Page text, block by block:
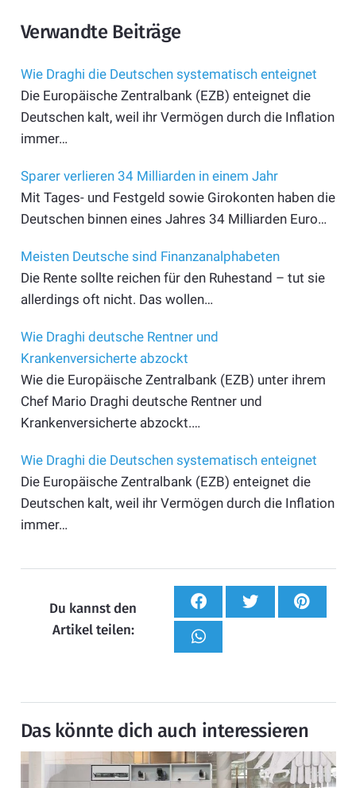
Verwandte Beiträge
Wie Draghi die Deutschen systematisch enteignet
Die Europäische Zentralbank (EZB) enteignet die
Deutschen kalt, weil ihr Vermögen durch die Inflation
immer…
Sparer verlieren 34 Milliarden in einem Jahr
Mit Tages- und Festgeld sowie Girokonten haben die
Deutschen binnen eines Jahres 34 Milliarden Euro…
Meisten Deutsche sind Finanzanalphabeten
Die Rente sollte reichen für den Ruhestand – tut sie
allerdings oft nicht. Das wollen…
Wie Draghi deutsche Rentner und
Krankenversicherte abzockt
Wie die Europäische Zentralbank (EZB) unter ihrem
Chef Mario Draghi deutsche Rentner und
Krankenversicherte abzockt.…
Wie Draghi die Deutschen systematisch enteignet
Die Europäische Zentralbank (EZB) enteignet die
Deutschen kalt, weil ihr Vermögen durch die Inflation
immer…
Du kannst den
Artikel teilen:
Das könnte dich auch interessieren